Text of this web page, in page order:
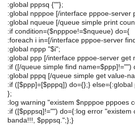
:global pppsq {""};
:global npppoe [/interface pppoe-server
:global nqueue [/queue simple print
:if condition=($npppoe!=$nqueue) do={
:foreach i in=[/interface pppoe-server
:global nppp "$i";
:global ppp [/interface pppoe-server get
:if ([/queue simple find name=$ppp]!="")
:global pppq [/queue simple get value-
:if ([$ppp]=[$pppq]) do={};}
};
:log warning "existem $npppoe pppoes
:if ([$pppsq]!="") do={:log error "existem
banda!!!, $pppsq.";};}